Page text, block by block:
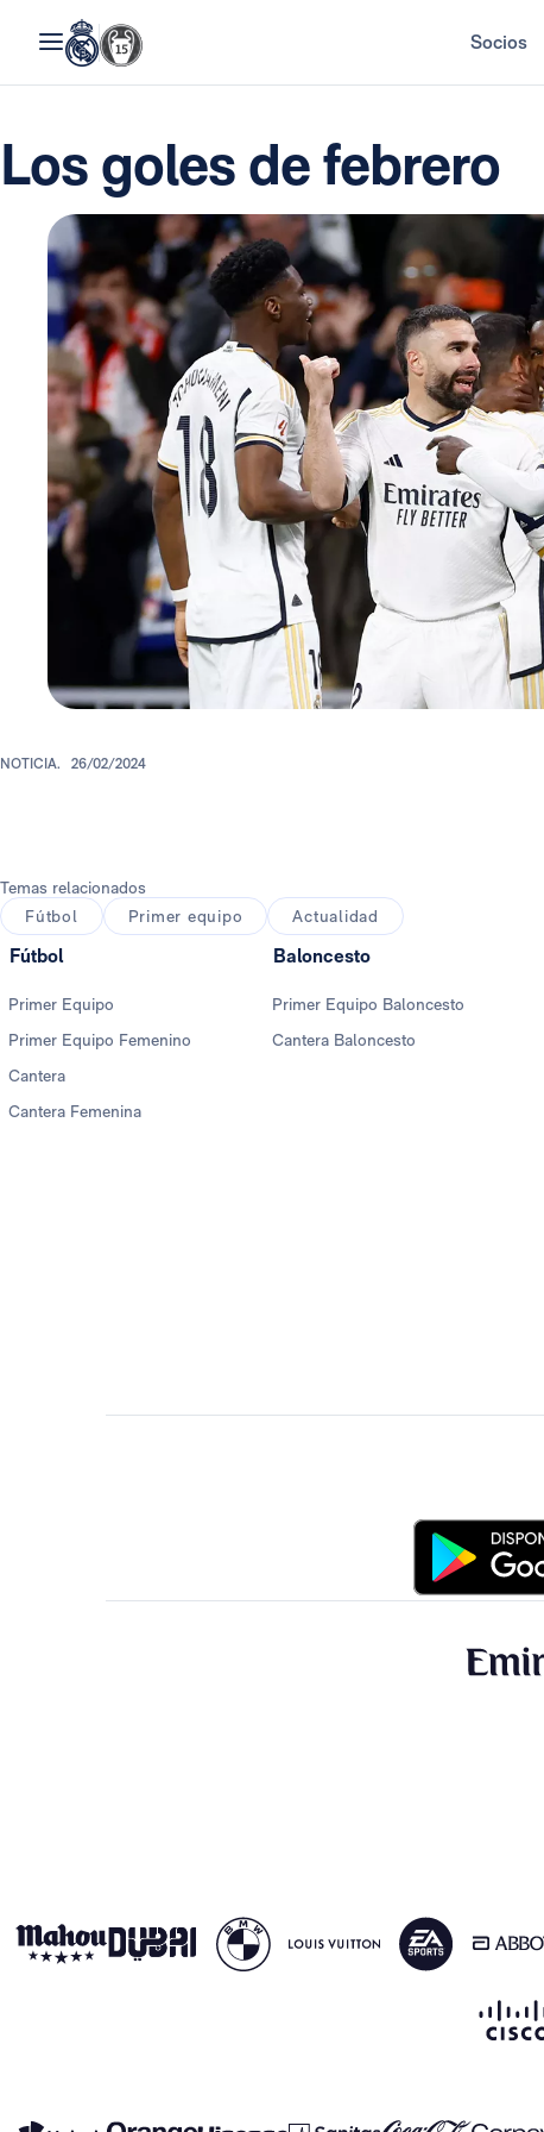
Socios
Los goles de febrero
NOTICIA. 26/02/2024
Temas relacionados
Fútbol
Primer equipo Actualidad
Fútbol
Primer Equipo
Primer Equipo Femenino
Cantera
Cantera Femenina
Baloncesto
Primer Equipo Baloncesto
Cantera Baloncesto